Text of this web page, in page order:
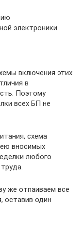
электроники.
включения этих
в
Поэтому
всех БП не
схема
вносимых
любого
же отпаиваем все
оставив один